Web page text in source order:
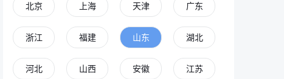
北京 上海 天津 广东
浙江 福建 山东 湖北
河北 山西 安徽 江苏